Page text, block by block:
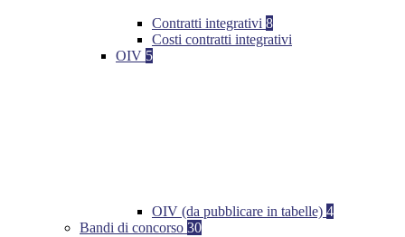
Contratti integrativi 8
Costi contratti integrativi
OIV 5
OIV (da pubblicare in tabelle) 4
Bandi di concorso 30